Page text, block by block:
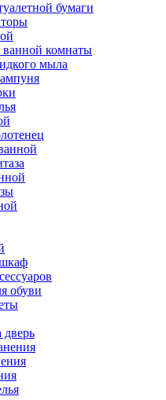
бумаги
ванной комнаты
мыла
обуви
дверь